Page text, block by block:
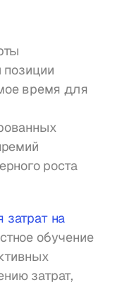
позиции
время для
роста
затрат на
обучение
затрат,